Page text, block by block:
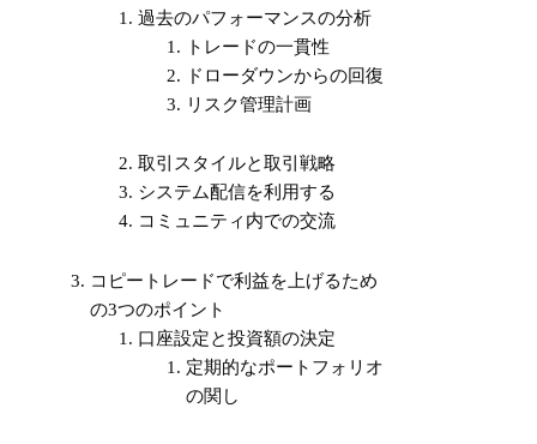
過去のパフォーマンスの分析
トレードの一貫性
ドローダウンからの回復
リスク管理計画
取引スタイルと取引戦略
システム配信を利用する
コミュニティ内での交流
コピートレードで利益を上げるため
の3つのポイント
口座設定と投資額の決定
定期的なポートフォリオ
の関し